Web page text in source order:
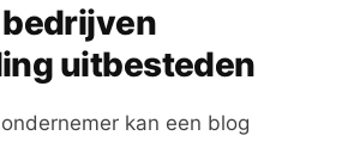
uitbesteden
kan een blog